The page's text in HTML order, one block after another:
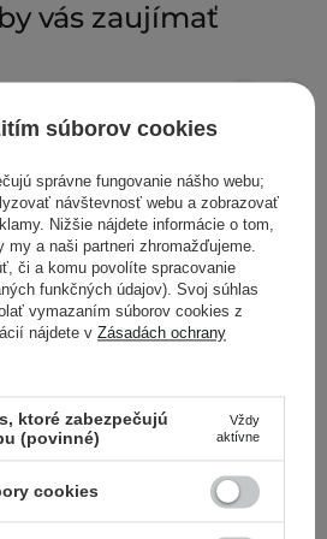
vás zaujímať
- Regeneračný gél na intímnu
- 195ml
súborov cookies
správne fungovanie nášho webu;
návštevnosť webu a zobrazovať
Nižšie nájdete informácie o tom,
my a naši partneri zhromažďujeme.
či a komu povolíte spracovanie
funkčných údajov). Svoj súhlas
vymazaním súborov cookies z
nájdete v Zásadách ochrany
ktoré zabezpečujú
(povinné)
Vždy
aktívne
cookies